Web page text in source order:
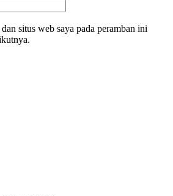
situs web saya pada peramban ini